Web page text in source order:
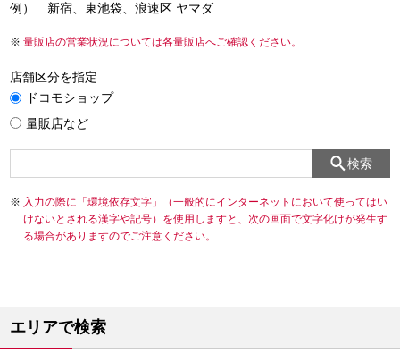
例） 新宿、東池袋、浪速区 ヤマダ
量販店の営業状況については各量販店へご確認ください。
店舗区分を指定
ドコモショップ
量販店など
検索
入力の際に「環境依存文字」（一般的にインターネットにおいて使ってはい
けないとされる漢字や記号）を使用しますと、次の画面で文字化けが発生す
る場合がありますのでご注意ください。
エリアで検索